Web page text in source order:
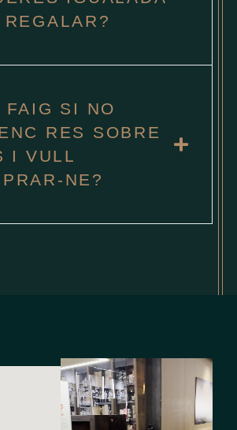
REGALAR?
FAIG SI NO
RES SOBRE
I VULL
NE?